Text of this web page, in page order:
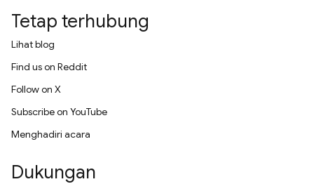
Tetap terhubung
Lihat blog
Find us on Reddit
Follow on X
Subscribe on YouTube
Menghadiri acara
Dukungan